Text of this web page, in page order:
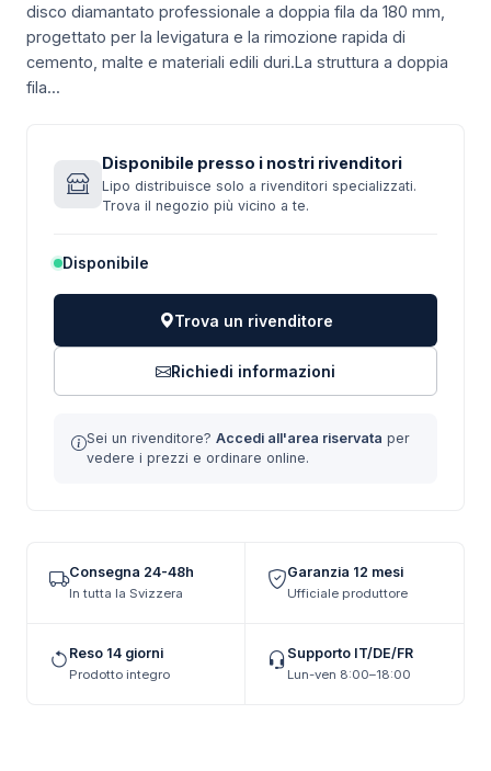
disco diamantato professionale a doppia fila da 180 mm,
progettato per la levigatura e la rimozione rapida di
cemento, malte e materiali edili duri.La struttura a doppia
fila...
Disponibile presso i nostri rivenditori
Lipo distribuisce solo a rivenditori specializzati.
Trova il negozio più vicino a te.
Disponibile
Trova un rivenditore
Richiedi informazioni
Sei un rivenditore? Accedi all'area riservata per
vedere i prezzi e ordinare online.
Consegna 24-48h
In tutta la Svizzera
Garanzia 12 mesi
Ufficiale produttore
Reso 14 giorni
Prodotto integro
Supporto IT/DE/FR
Lun-ven 8:00–18:00